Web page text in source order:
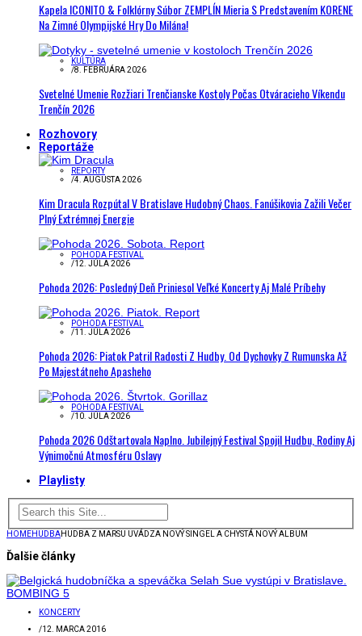
Kapela ICONITO & Folklórny Súbor ZEMPLÍN Mieria S Predstavením KORENE
Na Zimné Olympijské Hry Do Milána!
KULTÚRA
/8. FEBRUÁRA 2026
Svetelné Umenie Rozžiari Trenčianske Kostoly Počas Otváracieho Víkendu
Trenčín 2026
Rozhovory
Reportáže
REPORTY
/4. AUGUSTA 2026
Kim Dracula Rozpútal V Bratislave Hudobný Chaos. Fanúšikovia Zažili Večer
Plný Extrémnej Energie
POHODA FESTIVAL
/12. JÚLA 2026
Pohoda 2026: Posledný Deň Priniesol Veľké Koncerty Aj Malé Príbehy
POHODA FESTIVAL
/11. JÚLA 2026
Pohoda 2026: Piatok Patril Radosti Z Hudby. Od Dychovky Z Rumunska Až
Po Majestátneho Apasheho
POHODA FESTIVAL
/10. JÚLA 2026
Pohoda 2026 Odštartovala Naplno. Jubilejný Festival Spojil Hudbu, Rodiny Aj
Výnimočnú Atmosféru Oslavy
Playlisty
HOMEHUDBAHUDBA Z MARSU UVÁDZA NOVÝ SINGEL A CHYSTÁ NOVÝ ALBUM
Ďalšie články
KONCERTY
/12. MARCA 2016